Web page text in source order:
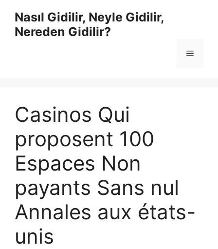
Nasıl Gidilir, Neyle Gidilir,
Nereden Gidilir?
Menü
Casinos Qui
proposent 100
Espaces Non
payants Sans nul
Annales aux états-
unis